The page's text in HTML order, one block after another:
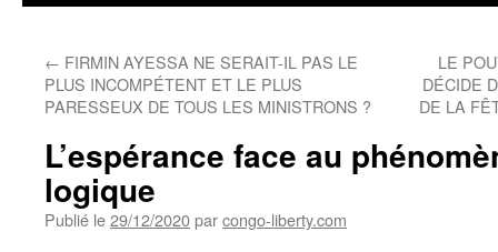
← FIRMIN AYESSA NE SERAIT-IL PAS LE
PLUS INCOMPÉTENT ET LE PLUS
PARESSEUX DE TOUS LES MINISTRONS ?
LE
DÉCIDE
DE LA
L’espérance face au
logique
Publié le29/12/2020parcongo-liberty.com